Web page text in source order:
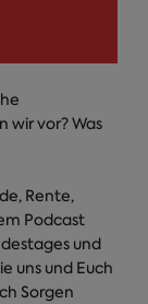
wir vor? Was
Rente,
Podcast
und
uns und Euch
Sorgen